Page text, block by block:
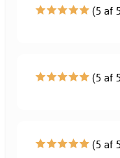
(5 af
(5 af
(5 af